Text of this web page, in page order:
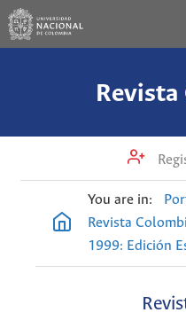
Revista
You are in:
Revista
1999: Edición